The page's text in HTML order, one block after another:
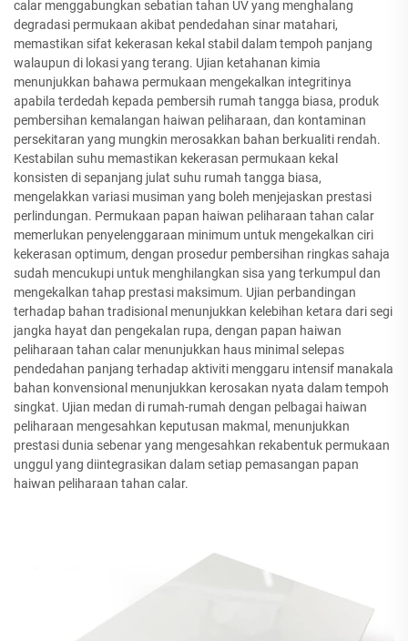
calar menggabungkan sebatian tahan UV yang menghalang
degradasi permukaan akibat pendedahan sinar matahari,
memastikan sifat kekerasan kekal stabil dalam tempoh panjang
walaupun di lokasi yang terang. Ujian ketahanan kimia
menunjukkan bahawa permukaan mengekalkan integritinya
apabila terdedah kepada pembersih rumah tangga biasa, produk
pembersihan kemalangan haiwan peliharaan, dan kontaminan
persekitaran yang mungkin merosakkan bahan berkualiti rendah.
Kestabilan suhu memastikan kekerasan permukaan kekal
konsisten di sepanjang julat suhu rumah tangga biasa,
mengelakkan variasi musiman yang boleh menjejaskan prestasi
perlindungan. Permukaan papan haiwan peliharaan tahan calar
memerlukan penyelenggaraan minimum untuk mengekalkan ciri
kekerasan optimum, dengan prosedur pembersihan ringkas sahaja
sudah mencukupi untuk menghilangkan sisa yang terkumpul dan
mengekalkan tahap prestasi maksimum. Ujian perbandingan
terhadap bahan tradisional menunjukkan kelebihan ketara dari segi
jangka hayat dan pengekalan rupa, dengan papan haiwan
peliharaan tahan calar menunjukkan haus minimal selepas
pendedahan panjang terhadap aktiviti menggaru intensif manakala
bahan konvensional menunjukkan kerosakan nyata dalam tempoh
singkat. Ujian medan di rumah-rumah dengan pelbagai haiwan
peliharaan mengesahkan keputusan makmal, menunjukkan
prestasi dunia sebenar yang mengesahkan rekabentuk permukaan
unggul yang diintegrasikan dalam setiap pemasangan papan
haiwan peliharaan tahan calar.